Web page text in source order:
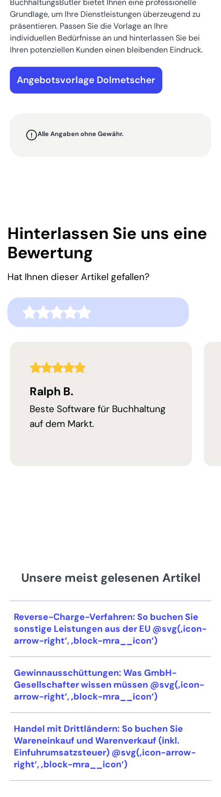
BuchhaltungsButler bietet Ihnen eine professionelle
Grundlage, um Ihre Dienstleistungen überzeugend zu
präsentieren. Passen Sie die Vorlage an Ihre
individuellen Bedürfnisse an und hinterlassen Sie bei
Ihren potenziellen Kunden einen bleibenden Eindruck.
Angebotsvorlage Dolmetscher
Alle Angaben ohne Gewähr.
Hinterlassen Sie uns eine
Bewertung
Hat Ihnen dieser Artikel gefallen?
0,0
Bewertung
5,0
Bewertung
Ralph B.
Beste Software für Buchhaltung
auf dem Markt.
Unsere meist gelesenen Artikel
Reverse-Charge-Verfahren: So buchen Sie
sonstige Leistungen aus der EU @svg(‚icon-
arrow-right‘, ‚block-mra__icon‘)
Gewinnausschüttungen: Was GmbH-
Gesellschafter wissen müssen @svg(‚icon-
arrow-right‘, ‚block-mra__icon‘)
Handel mit Drittländern: So buchen Sie
Wareneinkauf und Warenverkauf (inkl.
Einfuhrumsatzsteuer) @svg(‚icon-arrow-
right‘, ‚block-mra__icon‘)